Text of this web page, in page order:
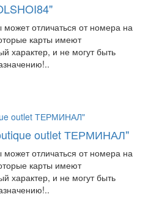
отличаться от номера на
карты имеют
характер, и не могут быть
outlet ТЕРМИНАЛ"
отличаться от номера на
карты имеют
характер, и не могут быть